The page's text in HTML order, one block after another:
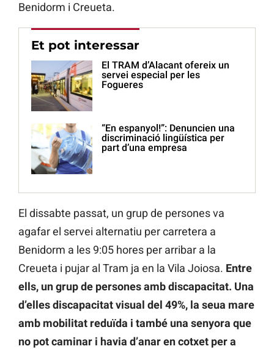
Benidorm i Creueta.
Et pot interessar
El TRAM d’Alacant ofereix un
servei especial per les
Fogueres
“En espanyol!”: Denuncien una
discriminació lingüística per
part d’una empresa
El dissabte passat, un grup de persones va
agafar el servei alternatiu per carretera a
Benidorm a les 9:05 hores per arribar a la
Creueta i pujar al Tram ja en la Vila Joiosa. Entre
ells, un grup de persones amb discapacitat. Una
d’elles discapacitat visual del 49%, la seua mare
amb mobilitat reduïda i també una senyora que
no pot caminar i havia d’anar en cotxet per a